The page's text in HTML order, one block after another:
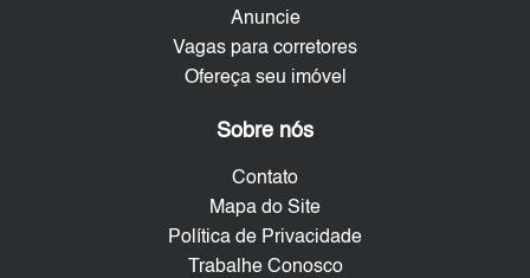
Anuncie
Vagas para corretores
Ofereça seu imóvel
Sobre nós
Contato
Mapa do Site
Política de Privacidade
Trabalhe Conosco